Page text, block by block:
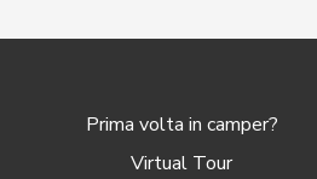
Prima volta in camper?
Virtual Tour